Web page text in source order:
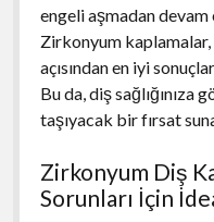
engeli aşmadan devam
Zirkonyum kaplamalar,
açısından en iyi
Bu da, diş sağlığınıza
taşıyacak bir fırsat
Zirkonyum Diş
Sorunları İçin